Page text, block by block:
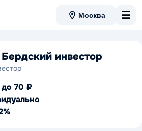
Москва ☰
инвестор
70 ₽